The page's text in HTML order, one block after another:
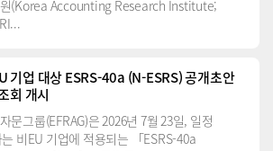
(Korea Accounting Research Institute;
기업 대상 ESRS-40a (N-ESRS) 공개초안
회 개시
문그룹(EFRAG)은 2026년 7월 23일, 일정
비EU 기업에 적용되는 「ESRS-40a